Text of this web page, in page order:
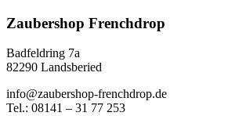
Zaubershop Frenchdrop
Badfeldring 7a
82290 Landsberied
info@zaubershop-frenchdrop.de
Tel.: 08141 – 31 77 253